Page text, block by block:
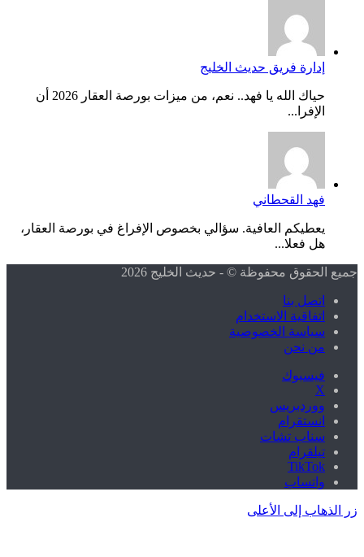
إدارة فريق حديث الخليج
حياك الله يا فهد.. نعم، من ميزات بورصة العقار 2026 أن
الإفرا...
فهد القحطاني
يعطيكم العافية. سؤالي بخصوص الإفراغ في بورصة العقار،
هل فعلا...
جميع الحقوق محفوظة © - حديث الخليج 2026
اتصل بنا
اتفاقية الاستخدام
سياسة الخصوصية
من نحن
فيسبوك
X
ووردبريس
انستقرام
سناب تشات
تيلقرام
‫TikTok
واتساب
زر الذهاب إلى الأعلى